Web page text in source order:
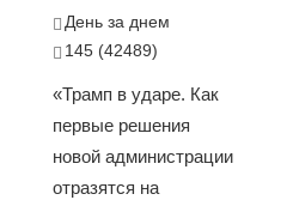
День за днем
145 (42489)
«Трамп в ударе. Как
первые решения
новой администрации
отразятся на